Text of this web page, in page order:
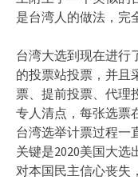
是台湾人的做法，
台湾大选到现在进行
的投票站投票，并且
票、提前投票、代理
专人清点，每张选票
台湾选举计票过程一
关键是2020美国大
对本国民主信心丧失